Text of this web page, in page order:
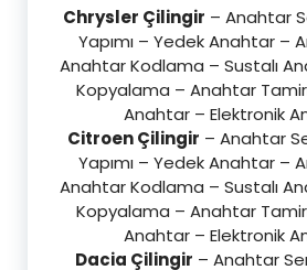
Chrysler Çilingir – Anahtar
Yapımı – Yedek Anahtar –
Anahtar Kodlama – Sustalı
Kopyalama – Anahtar
Anahtar – Elektronik
Citroen Çilingir – Anahtar
Yapımı – Yedek Anahtar –
Anahtar Kodlama – Sustalı
Kopyalama – Anahtar
Anahtar – Elektronik
Dacia Çilingir – Anahtar